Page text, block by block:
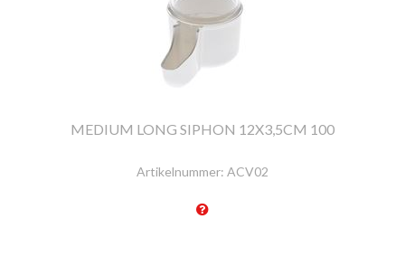
MEDIUM LONG SIPHON 12X3,5CM 100
Artikelnummer: ACV02